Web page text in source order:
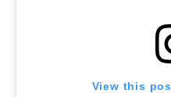
View this